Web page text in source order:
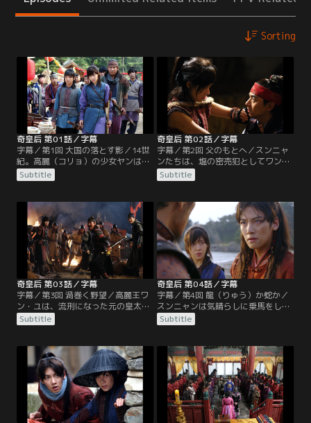
Sorting
奇皇后 第01話／字幕
字幕／第1回 大国の落とす影／14世
紀。高麗（コリョ）の少女ヤンは大
国・元への貢ぎ物「貢女」として母
と共に連れ去られる道中、人質とし
で逃亡。だが、ヤンの母は元の将軍
タンギセに殺される。逃げ延びたヤ
ンは素性を隠すため少年スンニャン
に姿を変え、権力者ワン・ゴに仕え
ることに。13年後、スンニャンは弓
の名手となり…。
Subtitle
奇皇后 第02話／字幕
字幕／第2回 父のもとへ／スンニャ
ンたちは、塩の密売犯としてワン・
ユたちに捕えられる。ワン・ゴはス
ンニャンが裏切り者ではないことを
ませた手下を通じ、スンニャンにワ
ン・ユの殺害を命じる。一方、元の
皇太子タファンが高麗に流罪とな
る。元を牛耳る丞相ヨンチョルは、
そこでタファンを暗殺するよう指示
し…。
Subtitle
奇皇后 第03話／字幕
字幕／第3回 渦巻く野望／高麗王ワ
ン・ユは、流刑になった元の皇太子
タファンのいる宿営地に急ぐ。高麗
を奪おうとする元の策略を阻むた
止しようとする。高麗の兵士として
宿営地にいるスンニャンは、兵士姿
で隠れるタファンを発見。タファン
は自分は皇太子だと訴え、逃がして
くれと懇願するが…。
Subtitle
奇皇后 第04話／字幕
字幕／第4回 龍（りゅう）か蛇か／
スンニャンは気晴らしに乗馬をした
いというタファンの要望を聞き二人
で海辺へ。そこでタファンの亡父へ
ユはスンニャンがタファンを気遣う
ことが気に入らない。一方、元では
ヨンチョル丞相がペガン将軍にタフ
ァン暗殺を命じる。高麗の軍を装
い、流刑地の島にいる人間を皆殺し
にする計画だ。
Subtitle